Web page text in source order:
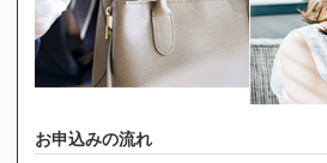
お申込みの流れ